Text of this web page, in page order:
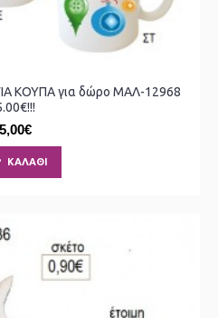
ΚΟΥΠΑ για δώρο ΜΑΛ-12968
5,00€
ΚΑΛΆΘΙ